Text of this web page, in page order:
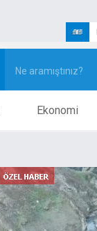
Ekonomi